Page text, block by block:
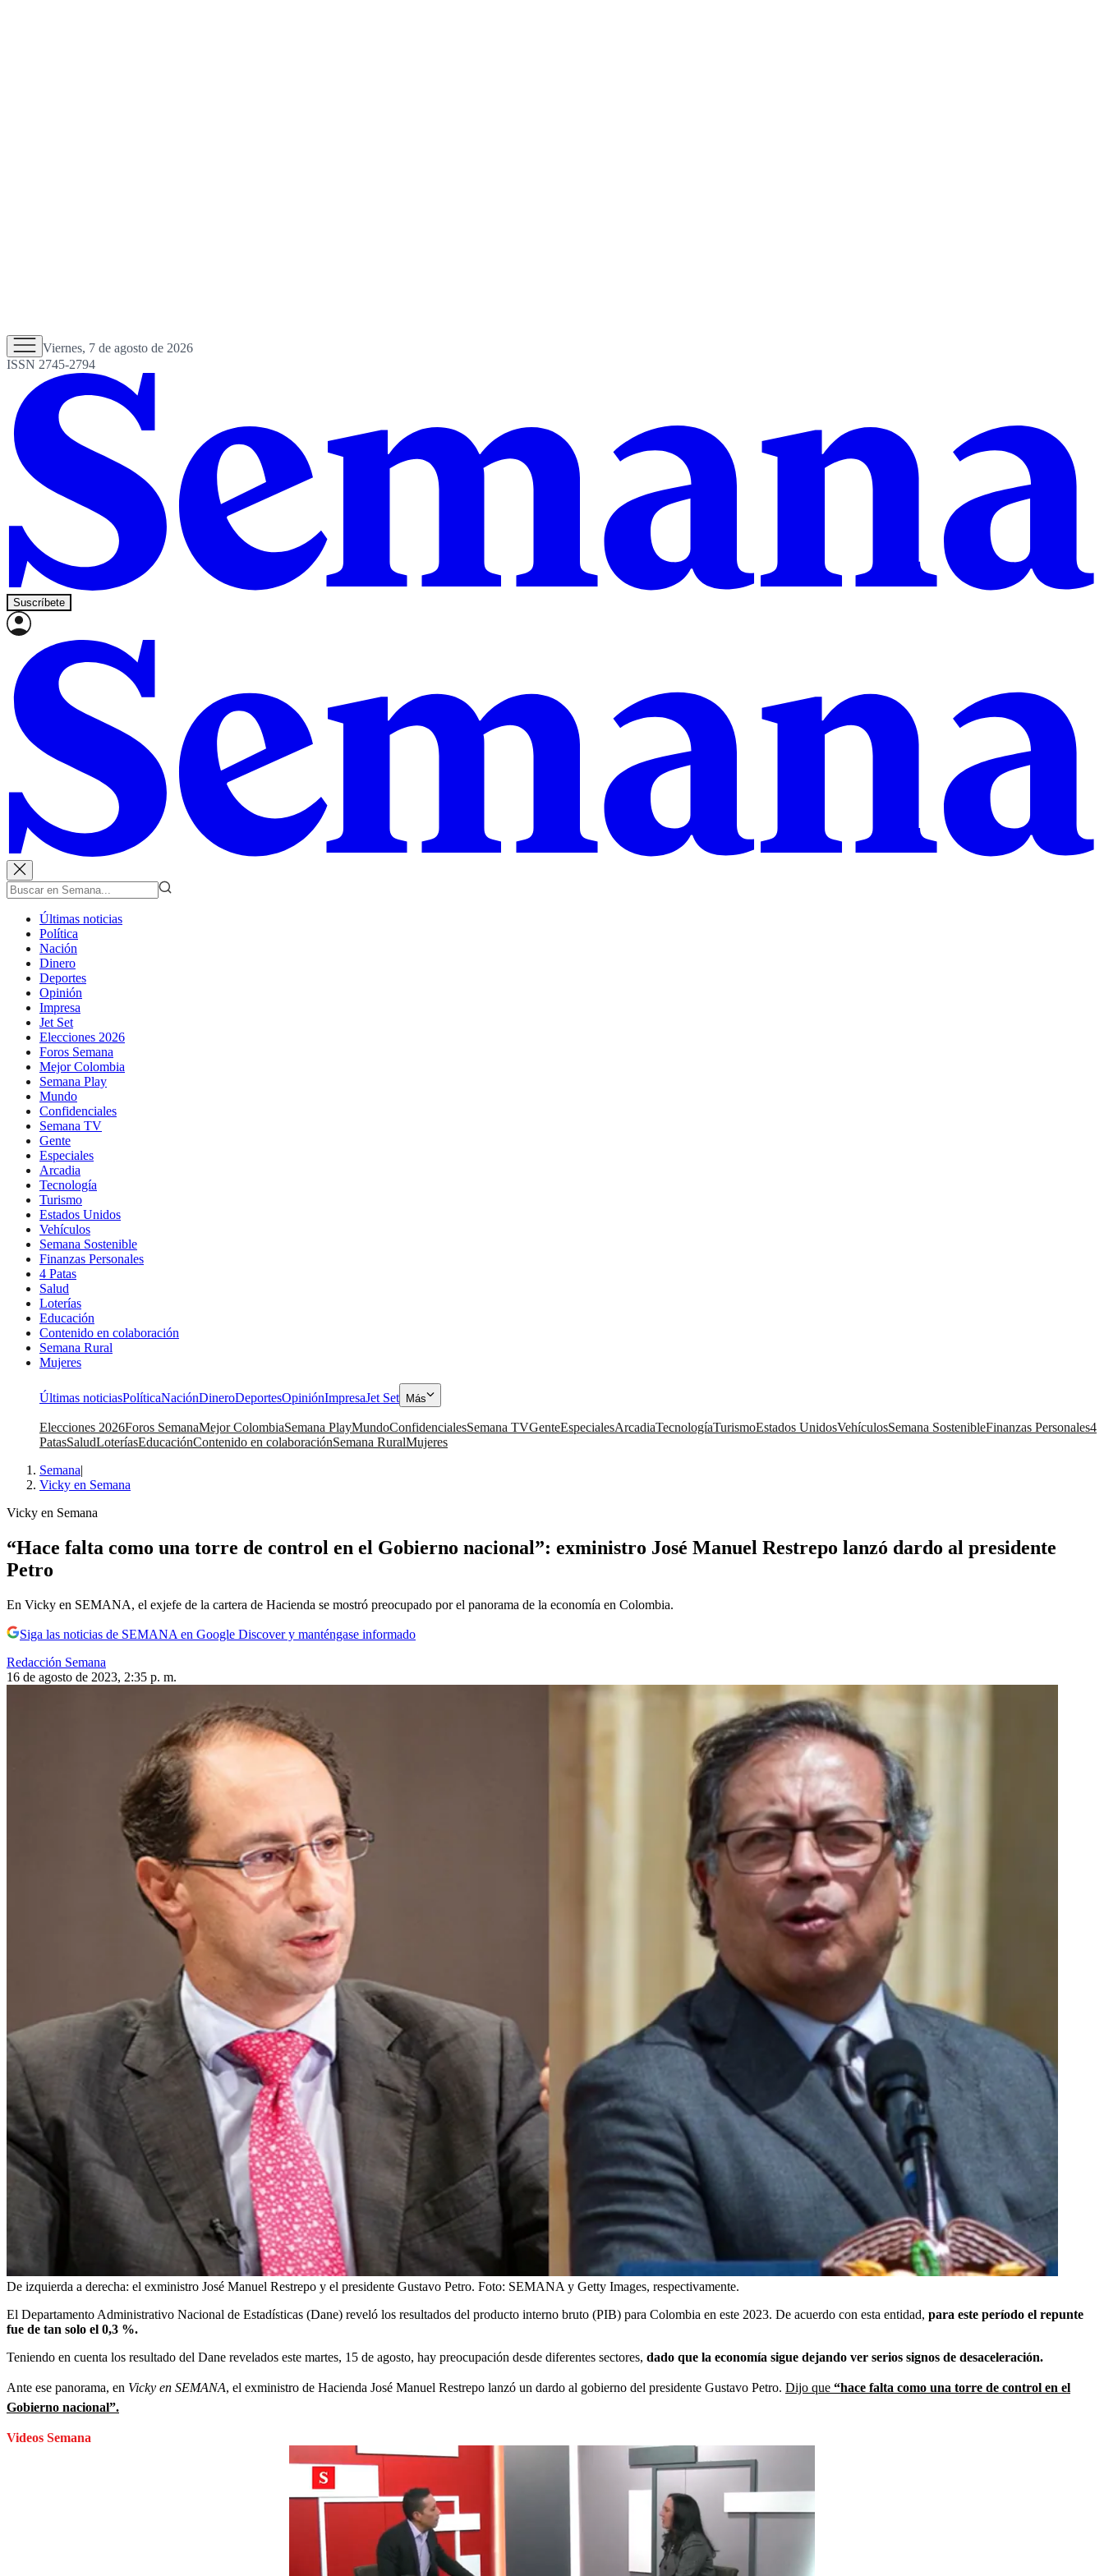
Viernes, 7 de agosto de 2026
ISSN 2745-2794
Suscríbete
Últimas noticias
Política
Nación
Dinero
Deportes
Opinión
Impresa
Jet Set
Elecciones 2026
Foros Semana
Mejor Colombia
Semana Play
Mundo
Confidenciales
Semana TV
Gente
Especiales
Arcadia
Tecnología
Turismo
Estados Unidos
Vehículos
Semana Sostenible
Finanzas Personales
4 Patas
Salud
Loterías
Educación
Contenido en colaboración
Semana Rural
Mujeres
Últimas noticiasPolíticaNaciónDineroDeportesOpiniónImpresaJet Set Más
Elecciones 2026Foros SemanaMejor ColombiaSemana PlayMundoConfidencialesSemana TVGenteEspecialesArcadiaTecnologíaTurismoEstados UnidosVehículosSemana SostenibleFinanzas Personales4
PatasSaludLoteríasEducaciónContenido en colaboraciónSemana RuralMujeres
Semana|
Vicky en Semana
Vicky en Semana
“Hace falta como una torre de control en el Gobierno nacional”: exministro José Manuel Restrepo lanzó dardo al presidente
Petro
En Vicky en SEMANA, el exjefe de la cartera de Hacienda se mostró preocupado por el panorama de la economía en Colombia.
Siga las noticias de SEMANA en Google Discover y manténgase informado
Redacción Semana
16 de agosto de 2023, 2:35 p. m.
De izquierda a derecha: el exministro José Manuel Restrepo y el presidente Gustavo Petro. Foto: SEMANA y Getty Images, respectivamente.
El Departamento Administrativo Nacional de Estadísticas (Dane) reveló los resultados del producto interno bruto (PIB) para Colombia en este 2023. De acuerdo con esta entidad, para este período el repunte
fue de tan solo el 0,3 %.
Teniendo en cuenta los resultado del Dane revelados este martes, 15 de agosto, hay preocupación desde diferentes sectores, dado que la economía sigue dejando ver serios signos de desaceleración.
Ante ese panorama, en Vicky en SEMANA, el exministro de Hacienda José Manuel Restrepo lanzó un dardo al gobierno del presidente Gustavo Petro. Dijo que “hace falta como una torre de control en el
Gobierno nacional”.
Videos Semana